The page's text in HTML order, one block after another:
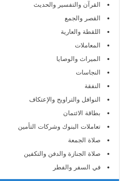
القرآن والتفسير والحديث
القصر والجمع
اللقطة والعارية
المعاملات
الميراث والوصايا
النجاسات
النفقة
النوافل والتراويح والإعتكاف
بطاقة الائتمان
تعاملات البنوك وشركات التأمين
صلاة الجمعة
صلاة الجنازة والدفن والتكفين
في السفر والفطر